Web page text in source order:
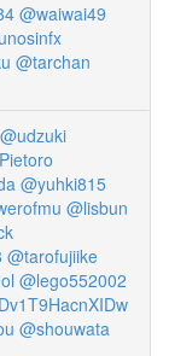
@waiwai49
@tarchan
@udzuki
@yuhki815
@lisbun
@tarofujiike
@lego552002
@shouwata